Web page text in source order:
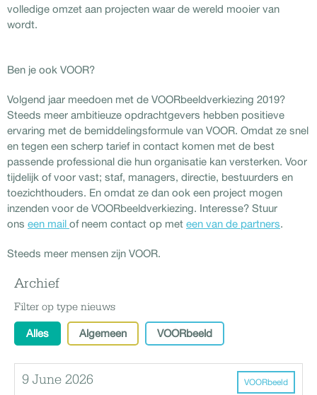
volledige omzet aan projecten waar de wereld mooier van
wordt.
Ben je ook VOOR?
Volgend jaar meedoen met de VOORbeeldverkiezing 2019?
Steeds meer ambitieuze opdrachtgevers hebben positieve
ervaring met de bemiddelingsformule van VOOR. Omdat ze snel
en tegen een scherp tarief in contact komen met de best
passende professional die hun organisatie kan versterken. Voor
tijdelijk of voor vast; staf, managers, directie, bestuurders en
toezichthouders. En omdat ze dan ook een project mogen
inzenden voor de VOORbeeldverkiezing. Interesse? Stuur
ons een mail of neem contact op met een van de partners.
Steeds meer mensen zijn VOOR.
Archief
Filter op type nieuws
Alles Algemeen VOORbeeld
VOORbeeld
9 June 2026